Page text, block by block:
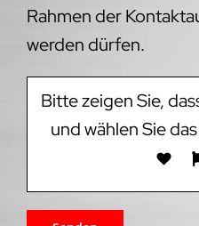
Rahmen der
werden dürfen.
Bitte zeigen Sie,
und wählen Sie